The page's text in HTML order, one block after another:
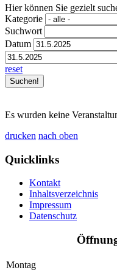
Hier können Sie gezielt
Kategorie
Suchwort
Datum
reset
Es wurden keine
drucken nach oben
Quicklinks
Kontakt
Inhaltsverzeichnis
Impressum
Datenschutz
Montag